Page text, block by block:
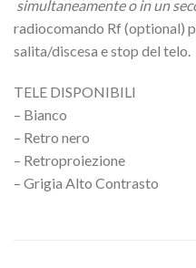
simultaneamente o in un
radiocomando Rf (optional)
salita/discesa e stop del telo.
TELE DISPONIBILI
– Bianco
– Retro nero
– Retroproiezione
– Grigia Alto Contrasto